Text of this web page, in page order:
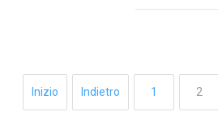
Inizio Indietro 1 2